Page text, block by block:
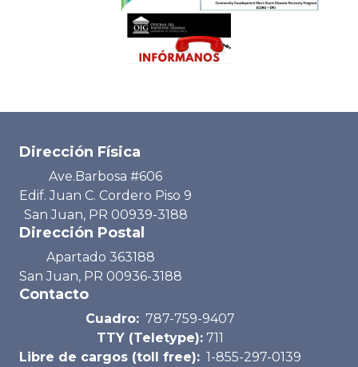
Dirección Física
Ave.Barbosa #606
Edif. Juan C. Cordero Piso 9
San Juan, PR 00939-3188
Dirección Postal
Apartado 363188
San Juan, PR 00936-3188
Contacto
Cuadro: 787-759-9407
TTY (Teletype): 711
Libre de cargos (toll free): 1-855-297-0139